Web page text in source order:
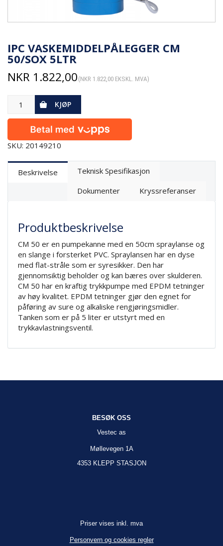
IPC VASKEMIDDELPÅLEGGER CM
50/SOX 5LTR
NKR 1.822,00 (NKR 1.822,00 EKSKL. MVA)
KJØP
SKU: 20149210
Beskrivelse
Teknisk Spesifikasjon
Dokumenter
Kryssreferanser
Produktbeskrivelse
CM 50 er en pumpekanne med en 50cm spraylanse og
en slange i forsterket PVC. Spraylansen har en dyse
med flat-stråle som er syresikker. Den har
gjennomsiktig beholder og kan bæres over skulderen.
CM 50 har en kraftig trykkpumpe med EPDM tetninger
av høy kvalitet. EPDM tetninger gjør den egnet for
påføring av sure og alkaliske rengjøringsmidler.
Tanken som er på 5 liter er utstyrt med en
trykkavlastningsventil.
BESØK OSS
Vestec as
Møllevegen 1A
4353 KLEPP STASJON
Priser vises inkl. mva
Personvern og cookies regler